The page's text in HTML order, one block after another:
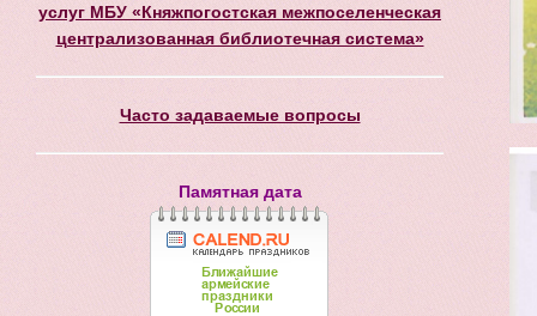
услуг МБУ «Княжпогостская межпоселенческая
централизованная библиотечная система»
Часто задаваемые вопросы
Памятная дата